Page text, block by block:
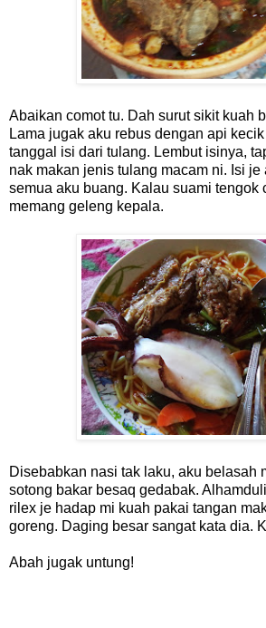
Abaikan comot tu. Dah surut sikit kuah
Lama jugak aku rebus dengan api
tanggal isi dari tulang. Lembut isinya,
nak makan jenis tulang macam ni. Isi
semua aku buang. Kalau suami tengok
memang geleng kepala.
Disebabkan nasi tak laku, aku belasah
sotong bakar besaq gedabak.
rilex je hadap mi kuah pakai tangan
goreng. Daging besar sangat kata dia.
Abah jugak untung!